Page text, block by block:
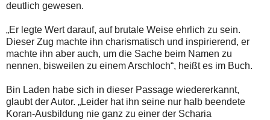
deutlich gewesen.
„Er legte Wert darauf, auf brutale Weise ehrlich zu sein.
Dieser Zug machte ihn charismatisch und inspirierend, er
machte ihn aber auch, um die Sache beim Namen zu
nennen, bisweilen zu einem Arschloch“, heißt es im Buch.
Bin Laden habe sich in dieser Passage wiedererkannt,
glaubt der Autor. „Leider hat ihn seine nur halb beendete
Koran-Ausbildung nie ganz zu einer der Scharia